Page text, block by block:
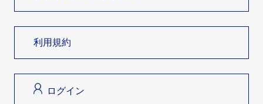
利用規約
ログイン